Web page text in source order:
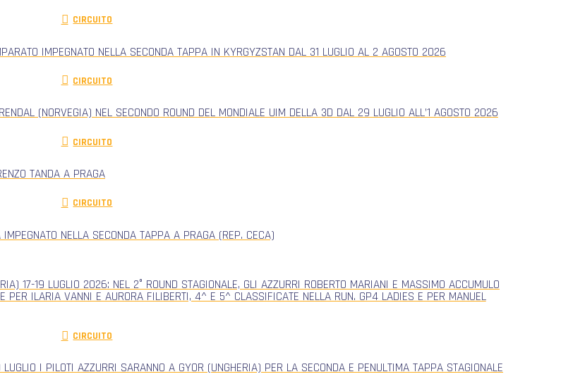
CIRCUITO
IMPEGNATO NELLA SECONDA TAPPA IN KYRGYZSTAN DAL 31 LUGLIO AL 2 AGOSTO 2026
CIRCUITO
(NORVEGIA) NEL SECONDO ROUND DEL MONDIALE UIM DELLA 3D DAL 29 LUGLIO ALL’1 AGOSTO 2026
CIRCUITO
TANDA A PRAGA
CIRCUITO
NELLA SECONDA TAPPA A PRAGA (REP. CECA)
17-19 LUGLIO 2026: NEL 2° ROUND STAGIONALE, GLI AZZURRI ROBERTO MARIANI E MASSIMO ACCUMULO
PER ILARIA VANNI E AURORA FILIBERTI, 4^ E 5^ CLASSIFICATE NELLA RUN. GP4 LADIES E PER MANUEL
CIRCUITO
I PILOTI AZZURRI SARANNO A GYOR (UNGHERIA) PER LA SECONDA E PENULTIMA TAPPA STAGIONALE